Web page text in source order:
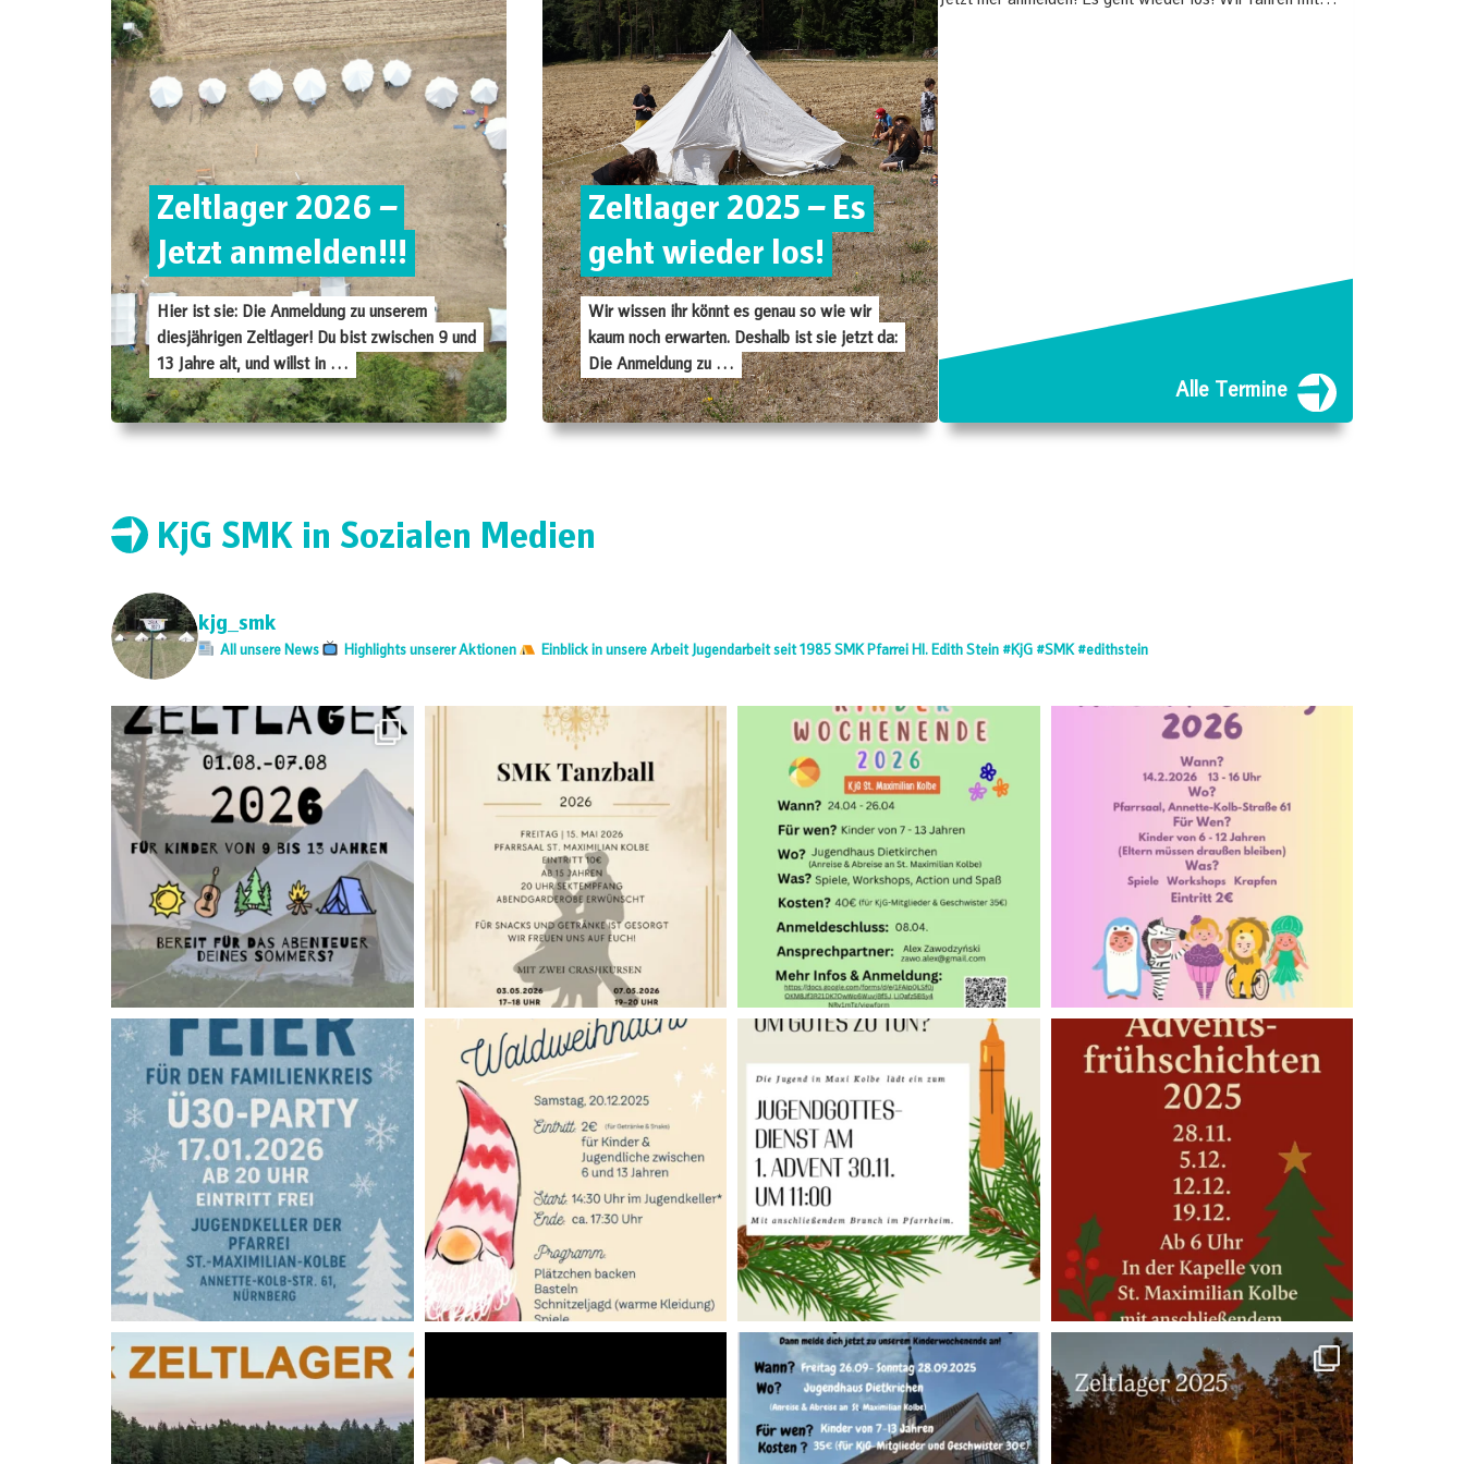
Zeltlager 2026 –
Jetzt anmelden!!!
Hier ist sie: Die Anmeldung zu unserem
diesjährigen Zeltlager! Du bist zwischen 9 und
13 Jahre alt, und willst in …
Zeltlager 2025 – Es
geht wieder los!
Wir wissen ihr könnt es genau so wie wir
kaum noch erwarten. Deshalb ist sie jetzt da:
Die Anmeldung zu …
Alle Termine
KjG SMK in Sozialen Medien
kjg_smk
All unsere News Highlights unserer Aktionen Einblick in unsere ArbeitJugendarbeit seit 1985 SMK Pfarrei Hl. Edith Stein #KjG #SMK #edithstein